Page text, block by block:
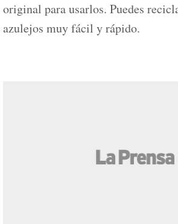
original para usarlos. Puedes
azulejos muy fácil y rápido.